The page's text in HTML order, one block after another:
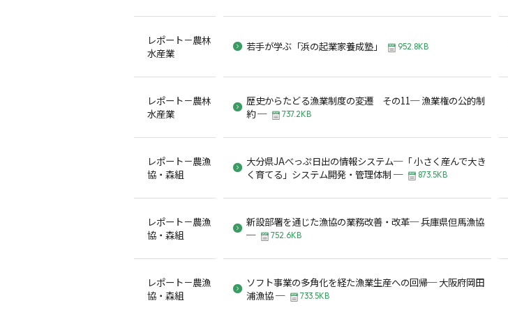
レポート－農林
水産業
若手が学ぶ「浜の起業家養成塾」 952.8KB
レポート－農林
水産業
歴史からたどる漁業制度の変遷 その11─ 漁業権の公的制
約 ─
737.2KB
レポート－農漁
協・森組
大分県JAべっぷ日出の情報システム─「 小さく産んで大き
く育てる」システム開発・管理体制 ─
873.5KB
レポート－農漁
協・森組
新設部署を通じた漁協の業務改善・改革─ 兵庫県但馬漁協
─
752.6KB
レポート－農漁
協・森組
ソフト事業の多角化を経た漁業生産への回帰─ 大阪府岡田
浦漁協 ─
733.5KB